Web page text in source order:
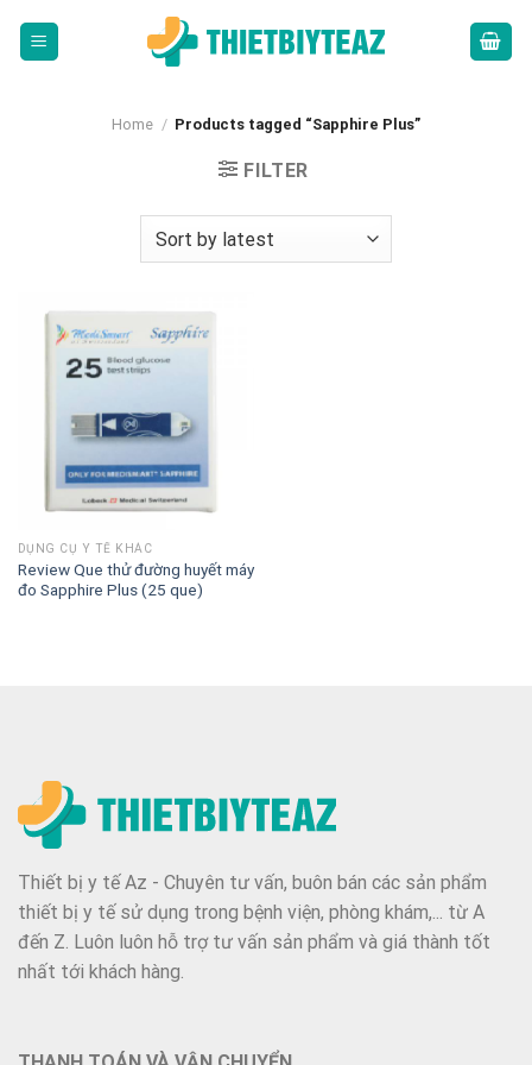
Home / Products tagged “Sapphire Plus”
FILTER
DỤNG CỤ Y TẾ KHÁC
Review Que thử đường huyết máy
đo Sapphire Plus (25 que)
Thiết bị y tế Az - Chuyên tư vấn, buôn bán các sản phẩm
thiết bị y tế sử dụng trong bệnh viện, phòng khám,... từ A
đến Z. Luôn luôn hỗ trợ tư vấn sản phẩm và giá thành tốt
nhất tới khách hàng.